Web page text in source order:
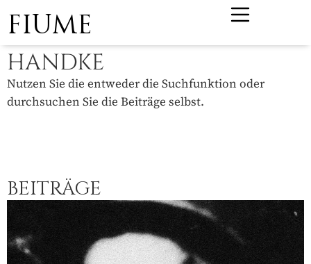
FIUME
HANDKE
Nutzen Sie die entweder die Suchfunktion oder
durchsuchen Sie die Beiträge selbst.
BEITRÄGE